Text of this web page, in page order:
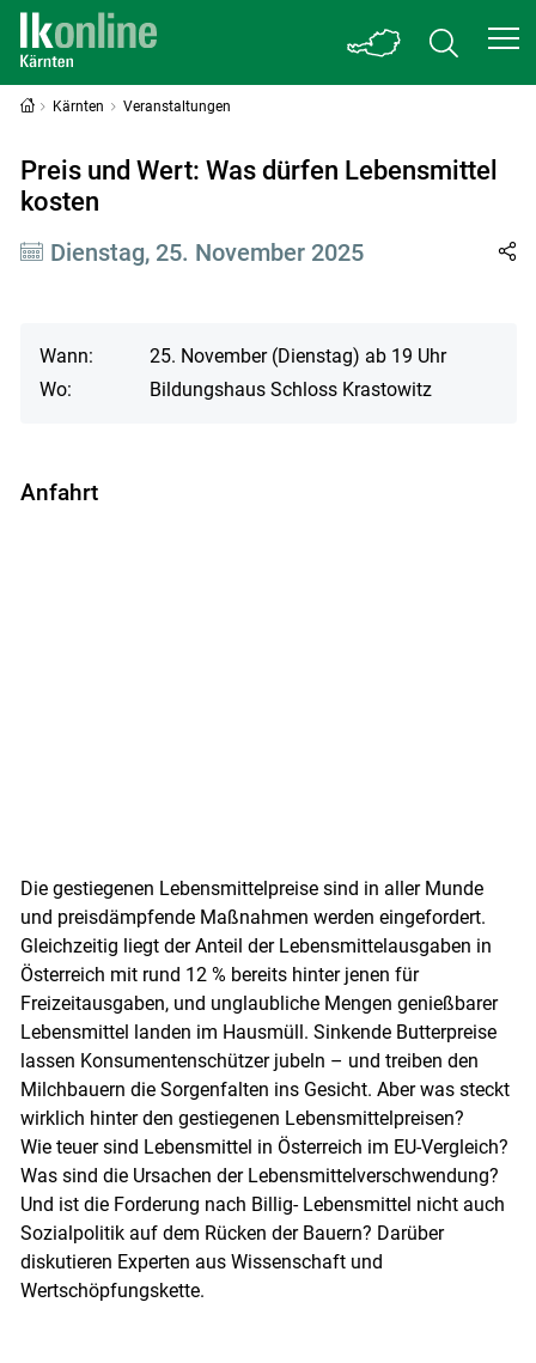
Kärnten Veranstaltungen
Preis und Wert: Was dürfen Lebensmittel
kosten
Dienstag, 25. November 2025
Wann:
25. November (Dienstag) ab 19 Uhr
Wo:
Bildungshaus Schloss Krastowitz
Anfahrt
Die gestiegenen Lebensmittelpreise sind in aller Munde
und preisdämpfende Maßnahmen werden eingefordert.
Gleichzeitig liegt der Anteil der Lebensmittelausgaben in
Österreich mit rund 12 % bereits hinter jenen für
Freizeitausgaben, und unglaubliche Mengen genießbarer
Lebensmittel landen im Hausmüll. Sinkende Butterpreise
lassen Konsumentenschützer jubeln – und treiben den
Milchbauern die Sorgenfalten ins Gesicht. Aber was steckt
wirklich hinter den gestiegenen Lebensmittelpreisen?
Wie teuer sind Lebensmittel in Österreich im EU-Vergleich?
Was sind die Ursachen der Lebensmittelverschwendung?
Und ist die Forderung nach Billig- Lebensmittel nicht auch
Sozialpolitik auf dem Rücken der Bauern? Darüber
diskutieren Experten aus Wissenschaft und
Wertschöpfungskette.